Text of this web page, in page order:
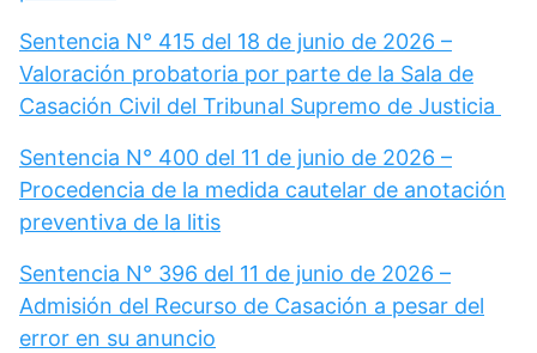
Sentencia N° 415 del 18 de junio de 2026 –
Valoración probatoria por parte de la Sala de
Casación Civil del Tribunal Supremo de Justicia
Sentencia N° 400 del 11 de junio de 2026 –
Procedencia de la medida cautelar de anotación
preventiva de la litis
Sentencia N° 396 del 11 de junio de 2026 –
Admisión del Recurso de Casación a pesar del
error en su anuncio